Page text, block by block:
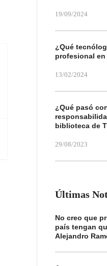
19/09/2024
¿Qué
profesional
13/02/2024
¿Qué pasó
biblioteca de
29/08/2023
Últimas
No creo que
país tengan
Alejandro